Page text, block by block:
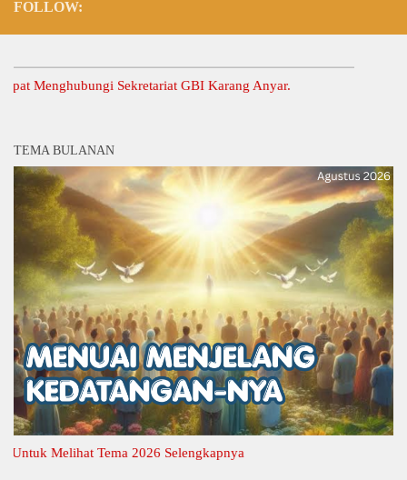
FOLLOW:
Sekretariat GBI Karang Anyar.
TEMA BULANAN
Melihat Tema 2026 Selengkapnya